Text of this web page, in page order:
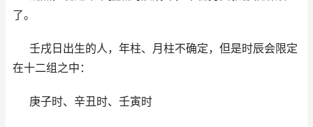
了。
壬戌日出生的人，年柱、月柱不确定，但是时辰会限定
在十二组之中：
庚子时、辛丑时、壬寅时